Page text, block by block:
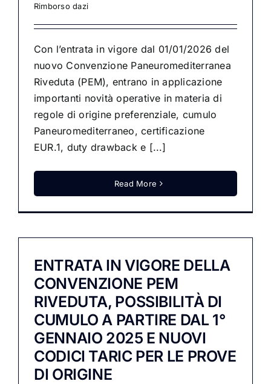
Rimborso dazi
Con l’entrata in vigore dal 01/01/2026 del
nuovo Convenzione Paneuromediterranea
Riveduta (PEM), entrano in applicazione
importanti novità operative in materia di
regole di origine preferenziale, cumulo
Paneuromediterraneo, certificazione
EUR.1, duty drawback e [...]
Read More
ENTRATA IN VIGORE DELLA
CONVENZIONE PEM
RIVEDUTA, POSSIBILITÀ DI
CUMULO A PARTIRE DAL 1°
GENNAIO 2025 E NUOVI
CODICI TARIC PER LE PROVE
DI ORIGINE